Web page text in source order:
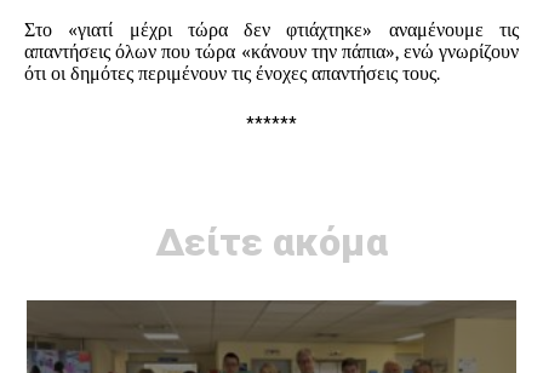
Στο «γιατί μέχρι τώρα δεν φτιάχτηκε» αναμένουμε τις
απαντήσεις όλων που τώρα «κάνουν την πάπια», ενώ γνωρίζουν
ότι οι δημότες περιμένουν τις ένοχες απαντήσεις τους.
******
Δείτε ακόμα